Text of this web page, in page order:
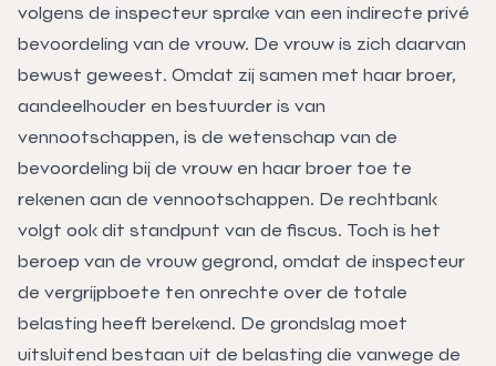
volgens de inspecteur sprake van een indirecte privé
bevoordeling van de vrouw. De vrouw is zich daarvan
bewust geweest. Omdat zij samen met haar broer,
aandeelhouder en bestuurder is van
vennootschappen, is de wetenschap van de
bevoordeling bij de vrouw en haar broer toe te
rekenen aan de vennootschappen. De rechtbank
volgt ook dit standpunt van de fiscus. Toch is het
beroep van de vrouw gegrond, omdat de inspecteur
de vergrijpboete ten onrechte over de totale
belasting heeft berekend. De grondslag moet
uitsluitend bestaan uit de belasting die vanwege de